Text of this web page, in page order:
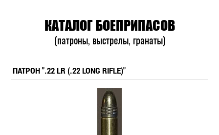
КАТАЛОГ БОЕПРИПАСОВ
(патроны, выстрелы, гранаты)
ПАТРОН ".22 LR (.22 LONG RIFLE)"